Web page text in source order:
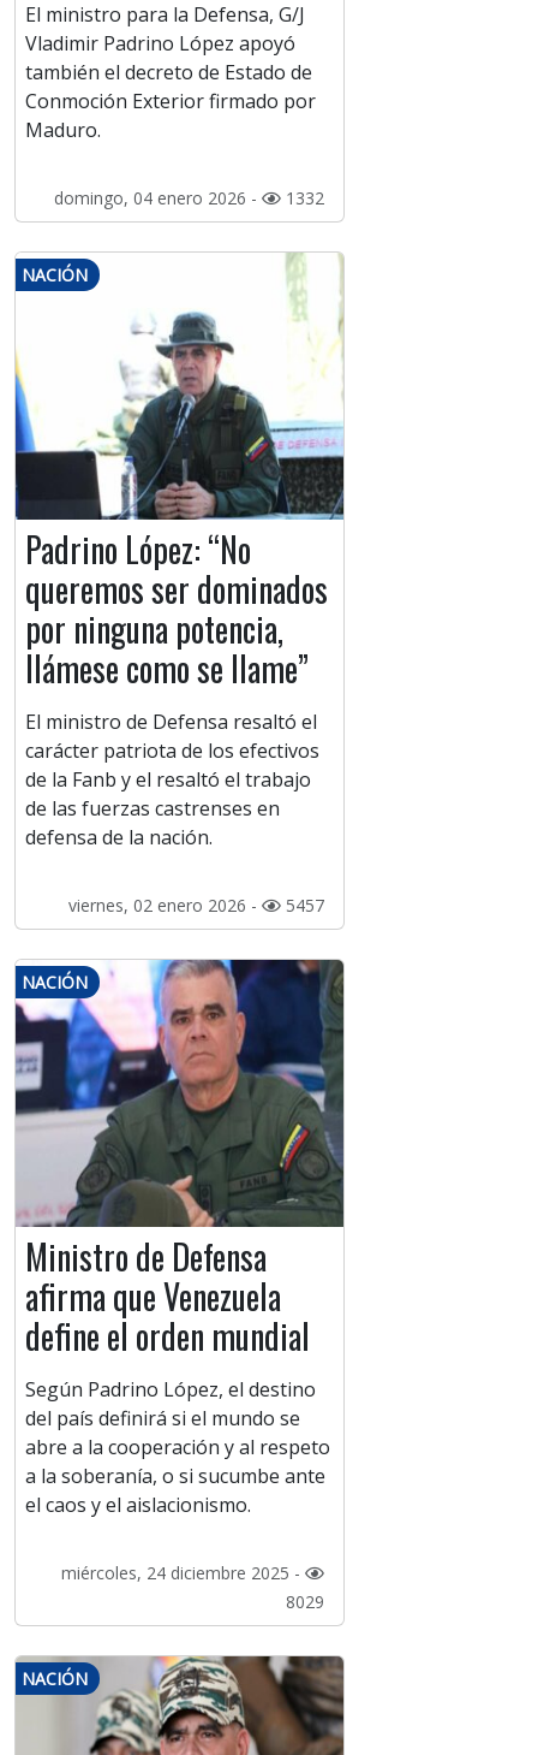
El ministro para la Defensa, G/J
Vladimir Padrino López apoyó
también el decreto de Estado de
Conmoción Exterior firmado por
Maduro.
domingo, 04 enero 2026 - 1332
NACIÓN
Padrino López: “No
queremos ser dominados
por ninguna potencia,
llámese como se llame”
El ministro de Defensa resaltó el
carácter patriota de los efectivos
de la Fanb y el resaltó el trabajo
de las fuerzas castrenses en
defensa de la nación.
viernes, 02 enero 2026 - 5457
NACIÓN
Ministro de Defensa
afirma que Venezuela
define el orden mundial
​Según Padrino López, el destino
del país definirá si el mundo se
abre a la cooperación y al respeto
a la soberanía, o si sucumbe ante
el caos y el aislacionismo.
miércoles, 24 diciembre 2025 -
8029
NACIÓN